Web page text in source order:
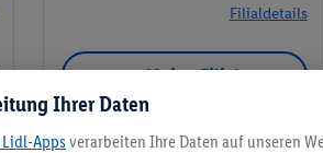
Filialdetails
Meine Filiale
Ihrer Daten
Apps verarbeiten Ihre Daten auf unseren